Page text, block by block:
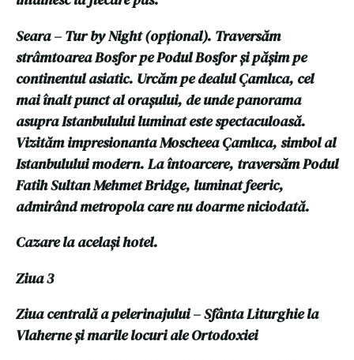
Seara – Tur by Night (opțional). Traversăm
strâmtoarea Bosfor pe Podul Bosfor și pășim pe
continentul asiatic. Urcăm pe dealul Çamlıca, cel
mai înalt punct al orașului, de unde panorama
asupra Istanbulului luminat este spectaculoasă.
Vizităm impresionanta Moscheea Çamlıca, simbol al
Istanbulului modern. La întoarcere, traversăm Podul
Fatih Sultan Mehmet Bridge, luminat feeric,
admirând metropola care nu doarme niciodată.
Cazare la același hotel.
Ziua 3
Ziua centrală a pelerinajului – Sfânta Liturghie la
Vlaherne și marile locuri ale Ortodoxiei